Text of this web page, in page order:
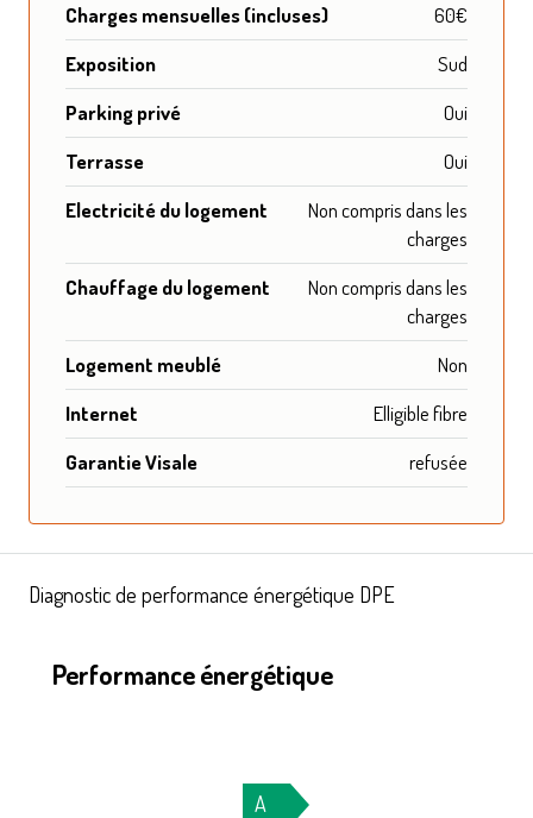
Charges mensuelles (incluses)
60€
Exposition
Sud
Parking privé
Oui
Terrasse
Oui
Electricité du logement
Non compris dans les
charges
Chauffage du logement
Non compris dans les
charges
Logement meublé
Non
Internet
Elligible fibre
Garantie Visale
refusée
Diagnostic de performance énergétique DPE
Performance énergétique
A